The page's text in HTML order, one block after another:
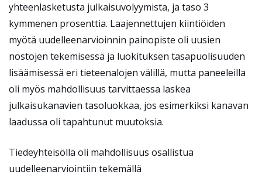
yhteenlasketusta julkaisuvolyymista, ja taso 3
kymmenen prosenttia. Laajennettujen kiintiöiden
myötä uudelleenarvioinnin painopiste oli uusien
nostojen tekemisessä ja luokituksen tasapuolisuuden
lisäämisessä eri tieteenalojen välillä, mutta paneeleilla
oli myös mahdollisuus tarvittaessa laskea
julkaisukanavien tasoluokkaa, jos esimerkiksi kanavan
laadussa oli tapahtunut muutoksia.
Tiedeyhteisöllä oli mahdollisuus osallistua
uudelleenarviointiin tekemällä